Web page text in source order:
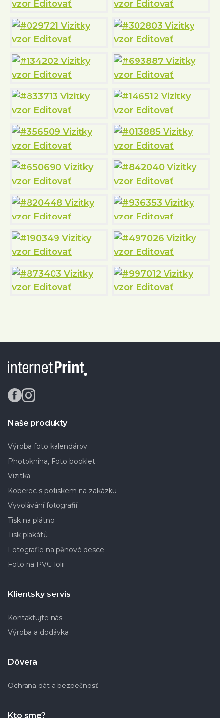
Naše produkty
Výroba foto kalendárov
Photokniha, Foto booklet
Vizitka
Koberec s potiskem na zakázku
Vyvolávání fotografií
Tisk na plátno
Tisk plakátů
Fotografie na pěnové desce
Foto na PVC fólii
Klientsky servis
Kontaktujte nás
Výroba a dodávka
Dôvera
Ochrana dát a bezpečnosť
Kto sme?